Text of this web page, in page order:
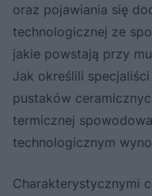
oraz pojawiania się
technologicznej ze
jakie powstają przy
Jak określili
pustaków
termicznej
technologicznym
Charakterystycznymi